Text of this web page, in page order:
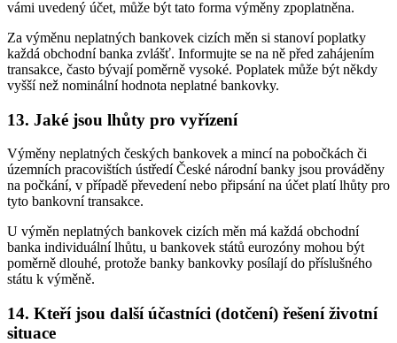
vámi uvedený účet, může být tato forma výměny zpoplatněna.
Za výměnu neplatných bankovek cizích měn si stanoví poplatky
každá obchodní banka zvlášť. Informujte se na ně před zahájením
transakce, často bývají poměrně vysoké. Poplatek může být někdy
vyšší než nominální hodnota neplatné bankovky.
13. Jaké jsou lhůty pro vyřízení
Výměny neplatných českých bankovek a mincí na pobočkách či
územních pracovištích ústředí České národní banky jsou prováděny
na počkání, v případě převedení nebo připsání na účet platí lhůty pro
tyto bankovní transakce.
U výměn neplatných bankovek cizích měn má každá obchodní
banka individuální lhůtu, u bankovek států eurozóny mohou být
poměrně dlouhé, protože banky bankovky posílají do příslušného
státu k výměně.
14. Kteří jsou další účastníci (dotčení) řešení životní
situace